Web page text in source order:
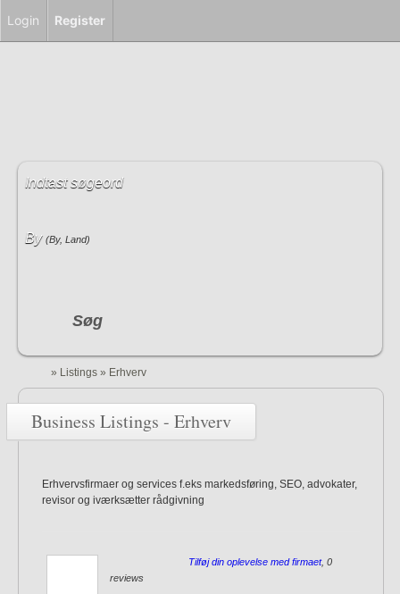
Indtast søgeord
By(By, Land)
Søg
» Listings » Erhverv
Business Listings - Erhverv
Erhvervsfirmaer og services f.eks markedsføring, SEO, advokater,
revisor og iværksætter rådgivning
Tilføj din oplevelse med firmaet, 0
reviews
Login Register